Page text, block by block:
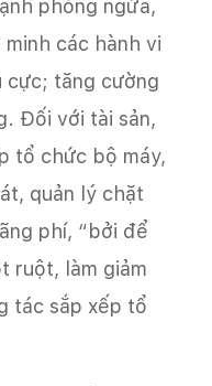
phòng ngừa,
các hành vi
cực; tăng cường
Đối với tài sản,
tổ chức bộ máy,
quản lý chặt
phí, “bởi để
ruột, làm giảm
tác sắp xếp tổ